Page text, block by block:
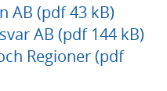
AB (pdf 43 kB)
AB (pdf 144 kB)
Regioner (pdf